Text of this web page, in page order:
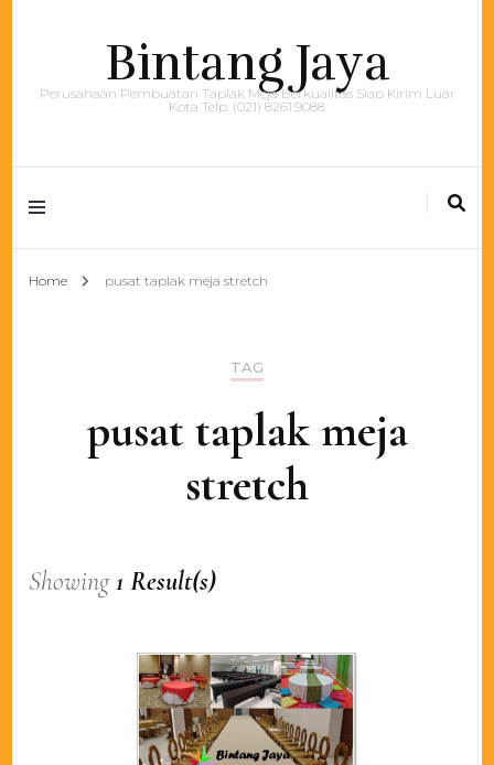
Bintang Jaya
Perusahaan Pembuatan Taplak Meja Berkualitas Siap Kirim Luar
Kota Telp. (021) 8261.9088
Home pusat taplak meja stretch
TAG
pusat taplak meja
stretch
Showing1 Result(s)